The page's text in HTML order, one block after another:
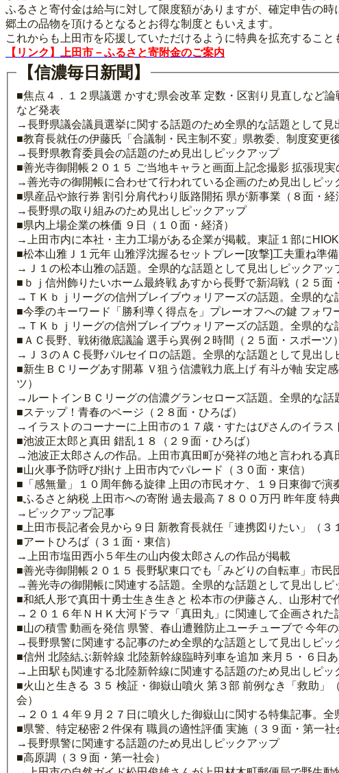
ふるさと寄付金は給与に対して限度額がありますが、確定申告の
郷土の品物を頂けるとなるとお得な制度ともいえます。
これからも上田市を応援していただけるように特典を拡充するこ
【リンク】上田市－ふるさと寄附金のご案内
【信濃毎日新聞】
■焦点４．１２県議選 かすむ県会改革 定数・区割り見直しなど
など発表
→長野県議会議員選挙に関する話題のため全県的な話題として見
■教育長就任の伊藤氏「合議制・民主制不変」県教委、制度変更
→長野県教育委員会の話題のため見出しピックアップ
■善光寺御開帳２０１５ ご当地キャラと画面上記念撮影 拡張現
→善光寺の御開帳に合わせて行われている企画のため見出しピッ
■県産品や旅行券 割引分肩代わり販路開拓 県が新事業（８面・経
→長野県の取り組みのため見出しピックアップ
■県内上場企業の株価 ９日（１０面・経済）
→上田市内に本社・主力工場がある企業が掲載。東証１部に
■松本山雅Ｊ１元年 山雅浮沈握るセットプレー[攻撃]工夫重ね準
→Ｊ１の松本山雅の話題。全県的な話題として見出しピックアッ
■ｂｊ信州飾りたいホーム最終戦 あすから長野で新潟戦（２５面
→ＴＫｂｊリーグの信州ブレイブウォリアーズの話題。全県的な
■今季のキーワード「勝利導く得点を」プレーオフへの鍵 フォワ
→ＴＫｂｊリーグの信州ブレイブウォリアーズの話題。全県的な
■ＡＣ長野、戦術徹底議論 選手ら異例２時間（２５面・スポーツ）
→Ｊ３のＡＣ長野パルセイロの話題。全県的な話題として見出し
■新生ＢＣリーグあす開幕 Ｖ狙う信濃戦力底上げ 有斗が軸 安定
ツ）
→ルートインＢＣリーグの信濃グランセローズ話題。全県的な話
■ステップ！青春のページ（２８面・ひろば）
→イラストのコーナーに上田市の１７歳・すたはぴさんのイラス
■池波正太郎と真田 錯乱１８（２９面・ひろば）
→池波正太郎さんの作品。上田市真田町が発祥の地と言われる
■山火事予防呼び掛け 上田市内でパレード（３０面・東信）
■「感無量」１０周年飾る旋律 上田の市民オケ、１９日東御で演
■ふるさと納税 上田市への寄附 過去最高７８００万円 昨年度 特
→ピックアップ記事
■上田市長記者会見から９日 新教育長就任「連携図りたい」（３
■アートひろば（３１面・東信）
→上田市塩田西小５年生の山内俊太郎さんの作品が掲載
■善光寺御開帳２０１５ 長野駅東口でも「みどりの自転車」市民
→善光寺の御開帳に関連する話題。全県的な話題として見出しピ
■和紙人形で真田十勇士生き生きと 松本市の伊藤さん、山形村で
→２０１６年ＮＨＫ大河ドラマ「真田丸」に関連して企画された
■山の積雪 動画を発信 県警、春山遭難防止ユーチューブで 今年
→長野県警に関連する記事のため全県的な話題として見出しピッ
■信州 北陸結ぶ新幹線 北陸新幹線臨時列車を追加 来月５・６日
→上田駅も関連する北陸新幹線に関連する話題のため見出しピッ
■火山と生きる ３５ 検証・御嶽山噴火 第３部 前例なき「救助
会）
→２０１４年９月２７日に噴火した御嶽山に関する特集記事。
■県警、特定秘密２件保有 職員の適性評価 実施（３９面・第一社
→長野県警に関連する話題のため見出しピックアップ
■高原調（３９面・第一社会）